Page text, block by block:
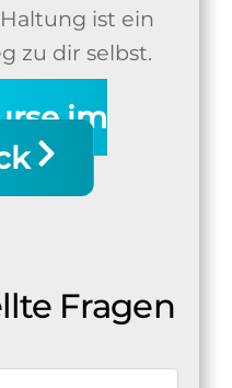
ist ein
zu dir selbst.
im
Fragen